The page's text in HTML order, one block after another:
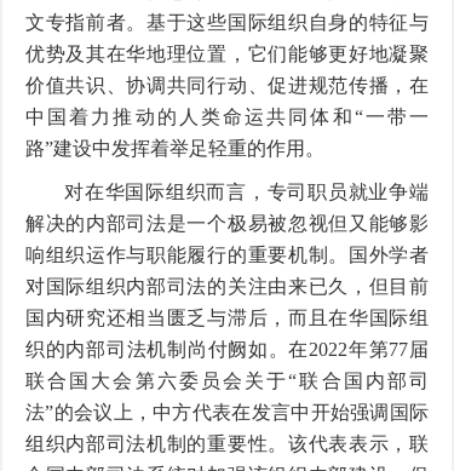
文专指前者。基于这些国际组织自身的特征与
优势及其在华地理位置，它们能够更好地凝聚
价值共识、协调共同行动、促进规范传播，在
中国着力推动的人类命运共同体和“一带一
路”建设中发挥着举足轻重的作用。
对在华国际组织而言，专司职员就业争端
解决的内部司法是一个极易被忽视但又能够影
响组织运作与职能履行的重要机制。国外学者
对国际组织内部司法的关注由来已久，但目前
国内研究还相当匮乏与滞后，而且在华国际组
织的内部司法机制尚付阙如。在2022年第77届
联合国大会第六委员会关于“联合国内部司
法”的会议上，中方代表在发言中开始强调国际
组织内部司法机制的重要性。该代表表示，联